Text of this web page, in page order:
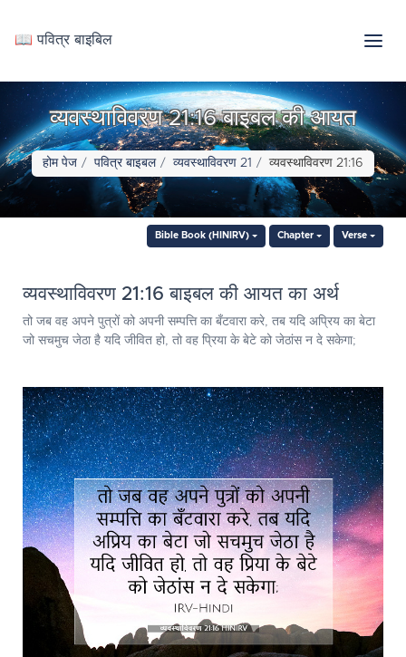
📖 पवित्र बाइबिल
व्यवस्थाविवरण 21:16 बाइबल की आयत
होम पेज पवित्र बाइबल व्यवस्थाविवरण 21 व्यवस्थाविवरण 21:16
Bible Book (HINIRV) Chapter Verse
व्यवस्थाविवरण 21:16 बाइबल की आयत का अर्थ
तो जब वह अपने पुत्रों को अपनी सम्पत्ति का बँटवारा करे, तब यदि अप्रिय का बेटा
जो सचमुच जेठा है यदि जीवित हो, तो वह प्रिया के बेटे को जेठांस न दे सकेगा;